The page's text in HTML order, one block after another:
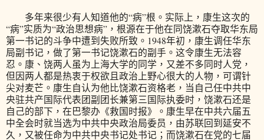
多年来很少有人知道他的“病”根。实际上，康生这次的
“病”实质为“政治思想病”，根源在于他在同饶漱石夺取华东局
第一书记的斗争中遭到失败所致。1948年初，康生调任华东
局副书记，做了第一书记饶漱石的副手。这令康生无法容
忍。康、饶两人虽为上海大学的同学，又差不多同时人党，
但因两人都是热衷于权欲且政治上野心很大的人物，可谓针
尖对麦芒。康生自认为他比饶漱石资格老，当自己任中共中
央驻共产国际代表团副团长兼第三国际执委时，饶漱石还是
自己的部下，在巴黎办《救国时报》。康生早在中共六届五
中全会时就当选为中共中央政治局委员，由苏联回到延安不
久，又被任命为中共中央书记处书记；而饶漱石在党的七届